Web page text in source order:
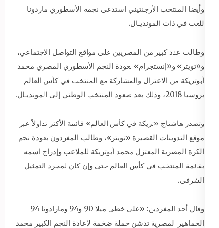
وأيضا المنتخب الأرجنتيني استدعى نجمه الأسطوري ماردونا
للعب في ذات المونديـال.
وطالب عدد كبير من المصريين على مواقع التواصل الاجتماعي،
و«تويتر» و«إنستجرام» بعودة النجم الأسطوري المصري محمد
أبوتريكة من الاعتزال والمشاركة مع المنتخب في كأس العالم
بروسيا 2018، وذلك بعد صعود المنتخب الوطني إلى المونديـال.
وتصدر هاشتاج «تريكة في كأس العالم» قائمة الأكثر تداولاً عبر
موقع التدوينات القصيرة «تويتر»، وطالب المغردون بعودة نجم
الكرة المصرية المعتزل محمد أبوتريكة للملاعب وإدراج اسمه
بقائمة المنتخب في كأس العالم حتى وإن كان لمجرد التمثيل
الشرفى.
وقال أحد المغردين: «على خطى ميلا 90 و94 ومارادونا 94
الجماهير المصرية تدشن حملة ضخمة لإعادة النجم الكبير محمد